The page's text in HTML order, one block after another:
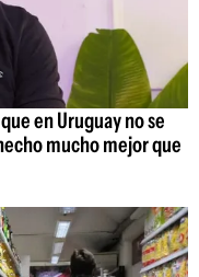
en Uruguay no se
mucho mejor que